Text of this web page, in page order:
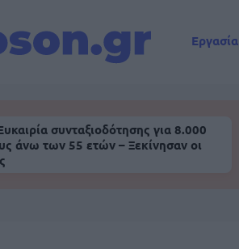
Εργασία
συνταξιοδότησης για 8.000
άνω των 55 ετών – Ξεκίνησαν οι